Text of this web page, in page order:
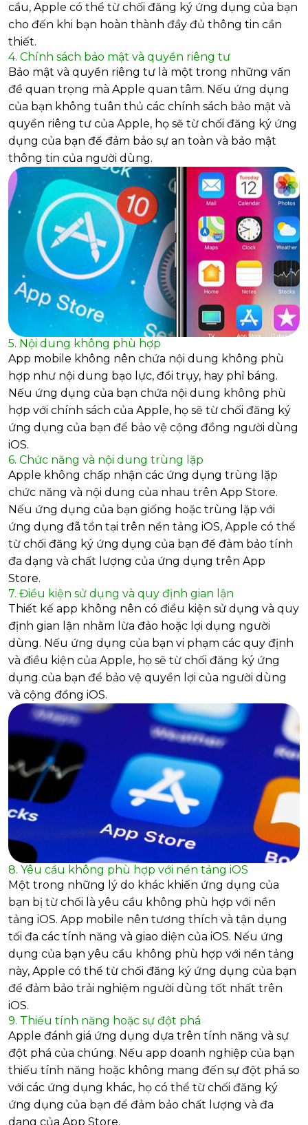
cầu, Apple có thể từ chối đăng ký ứng dụng của bạn
cho đến khi bạn hoàn thành đầy đủ thông tin cần
thiết.
4. Chính sách bảo mật và quyền riêng tư
Bảo mật và quyền riêng tư là một trong những vấn
đề quan trọng mà Apple quan tâm. Nếu ứng dụng
của bạn không tuân thủ các chính sách bảo mật và
quyền riêng tư của Apple, họ sẽ từ chối đăng ký ứng
dụng của bạn để đảm bảo sự an toàn và bảo mật
thông tin của người dùng.
5. Nội dung không phù hợp
App mobile không nên chứa nội dung không phù
hợp như nội dung bạo lực, đồi trụy, hay phỉ báng.
Nếu ứng dụng của bạn chứa nội dung không phù
hợp với chính sách của Apple, họ sẽ từ chối đăng ký
ứng dụng của bạn để bảo vệ cộng đồng người dùng
iOS.
6. Chức năng và nội dung trùng lặp
Apple không chấp nhận các ứng dụng trùng lặp
chức năng và nội dung của nhau trên App Store.
Nếu ứng dụng của bạn giống hoặc trùng lặp với
ứng dụng đã tồn tại trên nền tảng iOS, Apple có thể
từ chối đăng ký ứng dụng của bạn để đảm bảo tính
đa dạng và chất lượng của ứng dụng trên App
Store.
7. Điều kiện sử dụng và quy định gian lận
Thiết kế app không nên có điều kiện sử dụng và quy
định gian lận nhằm lừa đảo hoặc lợi dụng người
dùng. Nếu ứng dụng của bạn vi phạm các quy định
và điều kiện của Apple, họ sẽ từ chối đăng ký ứng
dụng của bạn để bảo vệ quyền lợi của người dùng
và cộng đồng iOS.
8. Yêu cầu không phù hợp với nền tảng iOS
Một trong những lý do khác khiến ứng dụng của
bạn bị từ chối là yêu cầu không phù hợp với nền
tảng iOS. App mobile nên tương thích và tận dụng
tối đa các tính năng và giao diện của iOS. Nếu ứng
dụng của bạn yêu cầu không phù hợp với nền tảng
này, Apple có thể từ chối đăng ký ứng dụng của bạn
để đảm bảo trải nghiệm người dùng tốt nhất trên
iOS.
9. Thiếu tính năng hoặc sự đột phá
Apple đánh giá ứng dụng dựa trên tính năng và sự
đột phá của chúng. Nếu app doanh nghiệp của bạn
thiếu tính năng hoặc không mang đến sự đột phá so
với các ứng dụng khác, họ có thể từ chối đăng ký
ứng dụng của bạn để đảm bảo chất lượng và đa
dạng của App Store.